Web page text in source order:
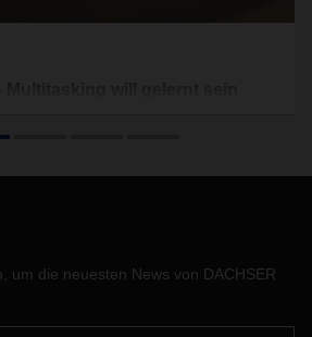
und die damit verbundenen
um die neuesten News von DACHSER